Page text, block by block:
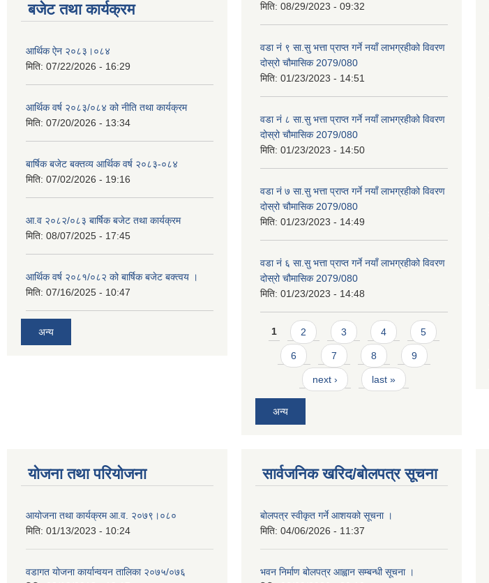
बजेट तथा कार्यक्रम
आर्थिक ऐन २०८३।०८४
मिति: 07/22/2026 - 16:29
आर्थिक वर्ष २०८३/०८४ को नीति तथा कार्यक्रम
मिति: 07/20/2026 - 13:34
बार्षिक बजेट बक्तव्य आर्थिक वर्ष २०८३-०८४
मिति: 07/02/2026 - 19:16
आ.व २०८२/०८३ बार्षिक बजेट तथा कार्यक्रम
मिति: 08/07/2025 - 17:45
आर्थिक वर्ष २०८१/०८२ को बार्षिक बजेट बक्त्वय ।
मिति: 07/16/2025 - 10:47
अन्य
मिति: 08/29/2023 - 09:32
वडा नं ९ सा.सु भत्ता प्राप्त गर्ने नयाँ लाभग्रहीको विवरण
दोस्रो चौमासिक 2079/080
मिति: 01/23/2023 - 14:51
वडा नं ८ सा.सु भत्ता प्राप्त गर्ने नयाँ लाभग्रहीको विवरण
दोस्रो चौमासिक 2079/080
मिति: 01/23/2023 - 14:50
वडा नं ७ सा.सु भत्ता प्राप्त गर्ने नयाँ लाभग्रहीको विवरण
दोस्रो चौमासिक 2079/080
मिति: 01/23/2023 - 14:49
वडा नं ६ सा.सु भत्ता प्राप्त गर्ने नयाँ लाभग्रहीको विवरण
दोस्रो चौमासिक 2079/080
मिति: 01/23/2023 - 14:48
Pages
1 2 3 4 5
6 7 8 9
next › last »
अन्य
योजना तथा परियोजना
आयोजना तथा कार्यक्रम आ.व. २०७९।०८०
मिति: 01/13/2023 - 10:24
वडागत योजना कार्यान्वयन तालिका २०७५/०७६
सार्वजनिक खरिद/बोलपत्र सूचना
बोलपत्र स्वीकृत गर्ने आशयको सूचना ।
मिति: 04/06/2026 - 11:37
भवन निर्माण बोलपत्र आह्वान सम्बन्धी सूचना ।